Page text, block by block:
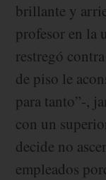
brillante y
profesor en la
restregó
de piso le
para tanto”-,
con un
decide no
empleados